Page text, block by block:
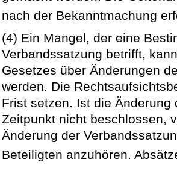
nach der Bekanntmachung
(4) Ein Mangel, der eine
Verbandssatzung betrifft,
Gesetzes über Änderungen
werden. Die
Frist setzen. Ist die
Zeitpunkt nicht beschlossen,
Änderung der
Beteiligten anzuhören.